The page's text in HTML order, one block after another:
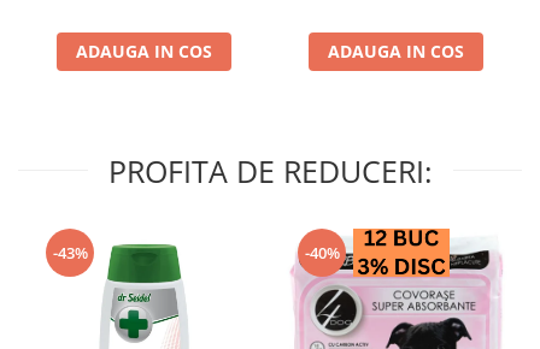
ADAUGA IN COS ADAUGA IN COS
PROFITA DE REDUCERI:
-43% -40%